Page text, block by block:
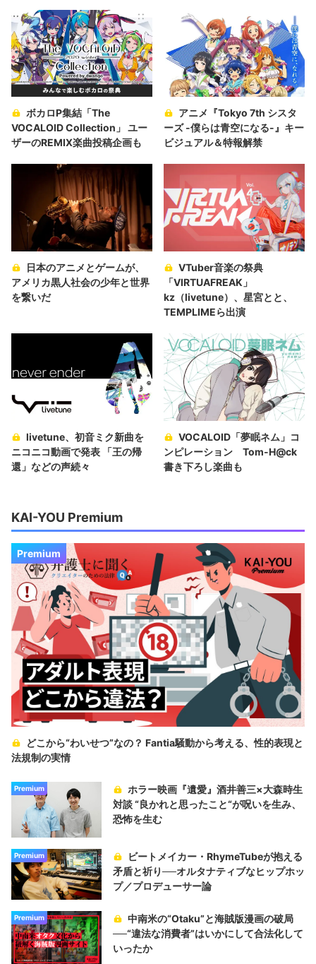
ボカロP集結「The
VOCALOID Collection」 ユー
ザーのREMIX楽曲投稿企画も
アニメ『Tokyo 7th シスタ
ーズ -僕らは⻘空になる-』キー
ビジュアル＆特報解禁
日本のアニメとゲームが、
アメリカ黒人社会の少年と世界
を繋いだ
VTuber音楽の祭典
「VIRTUAFREAK」
kz（livetune）、星宮とと、
TEMPLIMEら出演
livetune、初音ミク新曲を
ニコニコ動画で発表 「王の帰
還」などの声続々
VOCALOID「夢眠ネム」コ
ンピレーション Tom-H@ck
書き下ろし楽曲も
KAI-YOU Premium
Premium
どこから“わいせつ”なの？ Fantia騒動から考える、性的表現と
法規制の実情
Premium
ホラー映画『遺愛』酒井善三×大森時生
対談 “良かれと思ったこと“が呪いを生み、
恐怖を生む
Premium
ビートメイカー・RhymeTubeが抱える
矛盾と祈り──オルタナティブなヒップホッ
プ／プロデューサー論
Premium
中南米の“Otaku”と海賊版漫画の破局
──“違法な消費者”はいかにして合法化して
いったか